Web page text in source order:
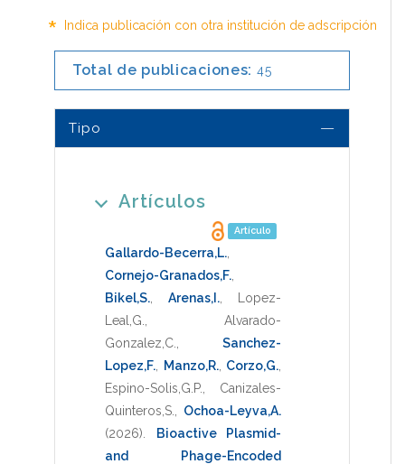
* Indica publicación con otra institución de adscripción
Total de publicaciones: 45
Tipo
Artículos
Artículo
Gallardo-Becerra,L.
Cornejo-Granados,F.
Bikel,S.
Arenas,I.
Lopez-
Leal,G.
Alvarado-
Gonzalez,C.
Sanchez-
Lopez,F.
Manzo,R., Corzo,G.
Espino-Solis,G.P.
Canizales-
Quinteros,S.
Ochoa-Leyva,A.
(2026)
Bioactive Plasmid-
and Phage-Encoded